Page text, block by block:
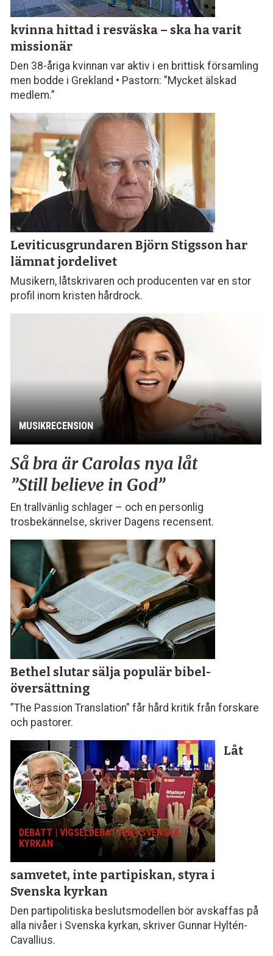
kvinna hittad i resväska – ska ha varit
missionär
Den 38-åriga kvinnan var aktiv i en brittisk församling
men bodde i Grekland • Pastorn: ”Mycket älskad
medlem.”
Leviticusgrundaren Björn Stigsson har
lämnat jordelivet
Musikern, låtskrivaren och producenten var en stor
profil inom kristen hårdrock.
MUSIKRECENSION
Så bra är Carolas nya låt
”Still believe in God”
En trallvänlig schlager – och en personlig
trosbekännelse, skriver Dagens recensent.
Bethel slutar sälja populär bibel­
översättning
”The Passion Translation” får hård kritik från forskare
och pastorer.
DEBATT | VIGSELDEBATTEN I SVENSKA
KYRKAN
Låt
samvetet, inte parti­piskan, styra i
Svenska kyrkan
Den partipolitiska beslutsmodellen bör avskaffas på
alla nivåer i Svenska kyrkan, skriver Gunnar Hyltén-
Cavallius.